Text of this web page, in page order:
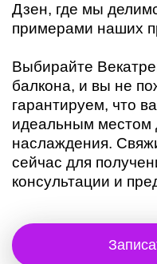
Дзен, где мы
примерами наших
Выбирайте
балкона, и вы не
гарантируем, что
идеальным местом
наслаждения.
сейчас для
консультации и